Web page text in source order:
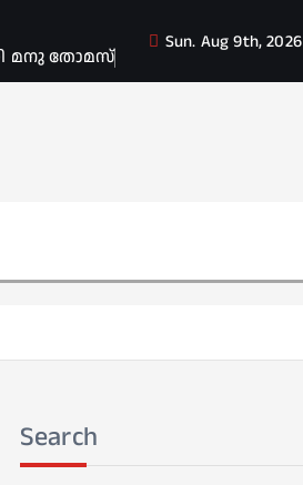
മനു തോമസ്
Sun. Aug 9th, 2026
Search